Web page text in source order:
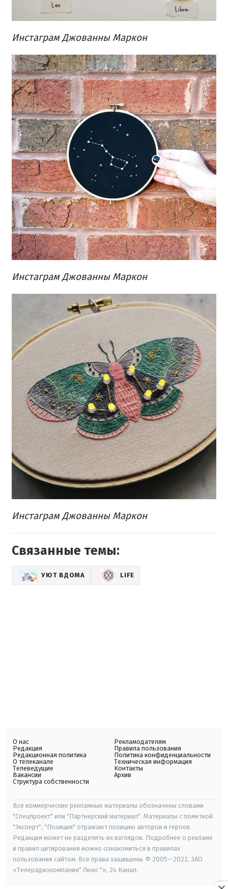
Инстаграм Джованны Маркон
Инстаграм Джованны Маркон
Инстаграм Джованны Маркон
Связанные темы:
УЮТ ВДОМА LIFE
О нас
Редакция
Редакционная политика
О телеканале
Телеведущие
Вакансии
Структура собственности
Рекламодателям
Правила пользования
Политика конфиденциальности
Техническая информация
Контакты
Архив
Все коммерческие рекламные материалы обозначены словами
"Спецпроект" или "Партнерский материал". Материалы с пометкой
"Эксперт", "Позиция" отражают позицию авторов и героев.
Редакция может не разделять их взглядов. Подробнее о рекламе
и правил цитирования можно ознакомиться в правилах
пользования сайтом. Все права защищены. © 2005—2022, ЗАО
«Телерадиокомпания" Люкс "», 24 Канал.